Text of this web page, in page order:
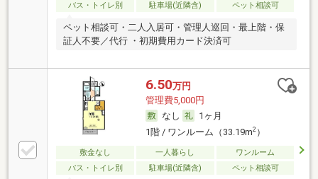
バス・トイレ別
駐車場(近隣含) ペット相談可
ペット相談可・二人入居可・管理人巡回・最上階・保
証人不要／代行 ・初期費用カード決済可
6.50万円
管理費5,000円
なし
1ヶ月
1階 / ワンルーム（33.19m2）
敷金なし 一人暮らし
ワンルーム
バス・トイレ別
駐車場(近隣含) ペット相談可